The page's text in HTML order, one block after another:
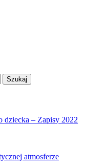
dziecka – Zapisy 2022
atmosferze